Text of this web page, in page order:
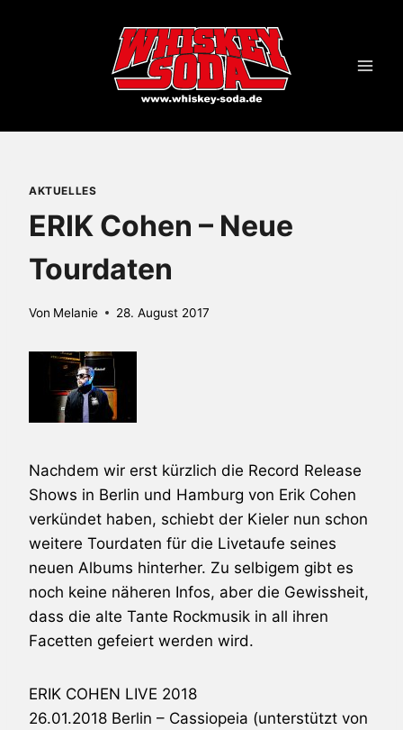
AKTUELLES
ERIK Cohen – Neue
Tourdaten
Von Melanie 28. August 2017
Nachdem wir erst kürzlich die Record Release
Shows in Berlin und Hamburg von Erik Cohen
verkündet haben, schiebt der Kieler nun schon
weitere Tourdaten für die Livetaufe seines
neuen Albums hinterher. Zu selbigem gibt es
noch keine näheren Infos, aber die Gewissheit,
dass die alte Tante Rockmusik in all ihren
Facetten gefeiert werden wird.
ERIK COHEN LIVE 2018
26.01.2018 Berlin – Cassiopeia (unterstützt von